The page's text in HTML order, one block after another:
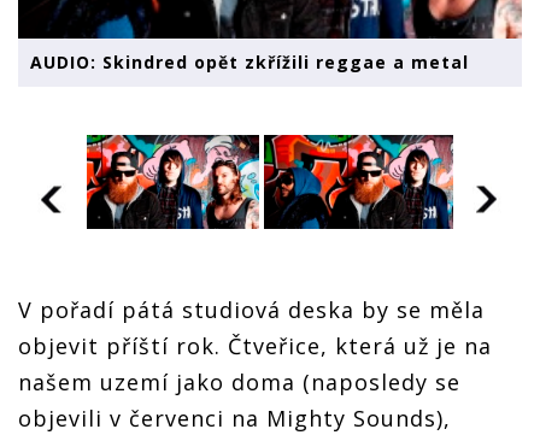
AUDIO: Skindred opět zkřížili reggae a metal
V pořadí pátá studiová deska by se měla
objevit příští rok. Čtveřice, která už je na
našem uzemí jako doma (naposledy se
objevili v červenci na Mighty Sounds),